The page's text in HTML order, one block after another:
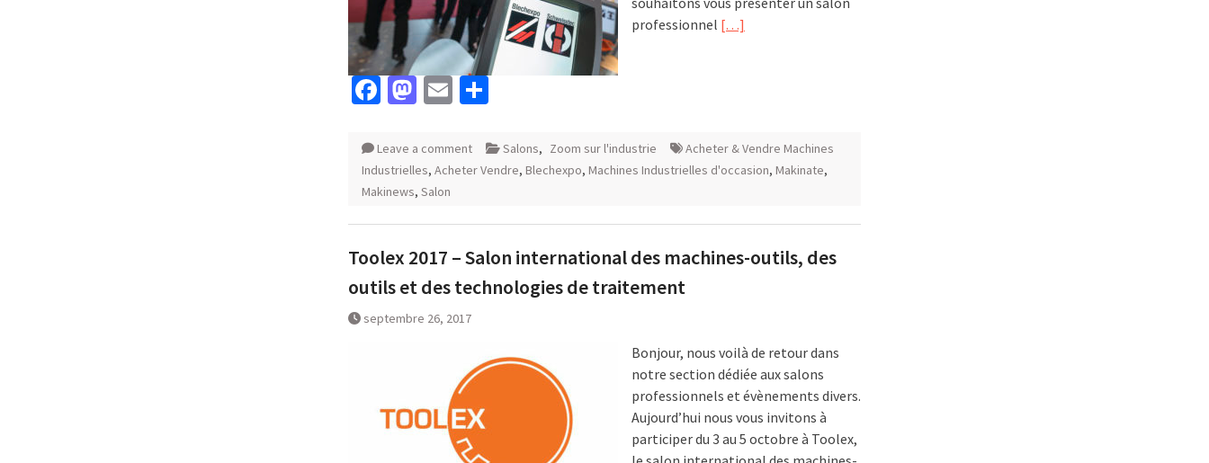
professionnel […]
Facebook
Mastodon
Email
Leave a comment Salons, Zoom sur l'industrie
Acheter & Vendre Machines
Industrielles, Acheter Vendre, Blechexpo, Machines Industrielles d'occasion, Makinate,
Makinews, Salon
Toolex 2017 – Salon international des machines-outils, des
outils et des technologies de traitement
septembre 26, 2017
Bonjour, nous voilà de retour dans
notre section dédiée aux salons
professionnels et évènements divers.
Aujourd’hui nous vous invitons à
participer du 3 au 5 octobre à Toolex,